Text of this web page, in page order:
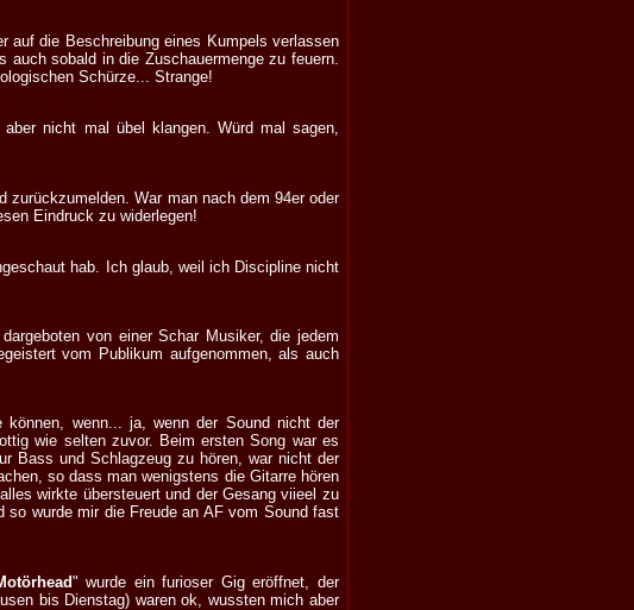
auf die Beschreibung eines Kumpels verlassen
auch sobald in die Zuschauermenge zu feuern.
Schürze... Strange!
nicht mal übel klangen. Würd mal sagen,
War man nach dem 94er oder
Eindruck zu widerlegen!
hab. Ich glaub, weil ich Discipline nicht
von einer Schar Musiker, die jedem
vom Publikum aufgenommen, als auch
wenn... ja, wenn der Sound nicht der
wie selten zuvor. Beim ersten Song war es
Bass und Schlagzeug zu hören, war nicht der
so dass man wenigstens die Gitarre hören
wirkte übersteuert und der Gesang viieel zu
so wurde mir die Freude an AF vom Sound fast
" wurde ein furioser Gig eröffnet, der
bis Dienstag) waren ok, wussten mich aber